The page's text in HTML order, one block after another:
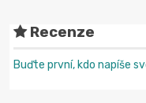
Recenze
Buďte první, kdo napíše